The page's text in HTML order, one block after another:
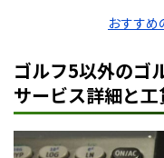
おすすめ
ゴルフ5以外のゴ
サービス詳細と工